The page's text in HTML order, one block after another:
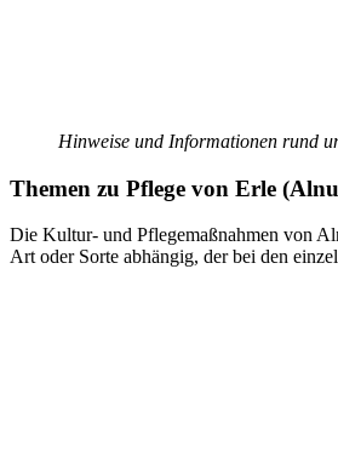
Hinweise und Informationen rund
Themen zu Pflege von Erle
Die Kultur- und Pflegemaßnahmen von
Art oder Sorte abhängig, der bei den